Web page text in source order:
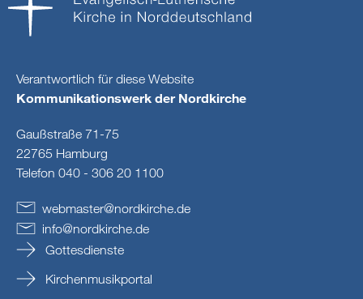
Verantwortlich für diese Website
Kommunikationswerk der Nordkirche
Gaußstraße 71-75
22765 Hamburg
Telefon 040 - 306 20 1100
webmaster@nordkirche de
info@nordkirche.de
Gottesdienste
Kirchenmusikportal